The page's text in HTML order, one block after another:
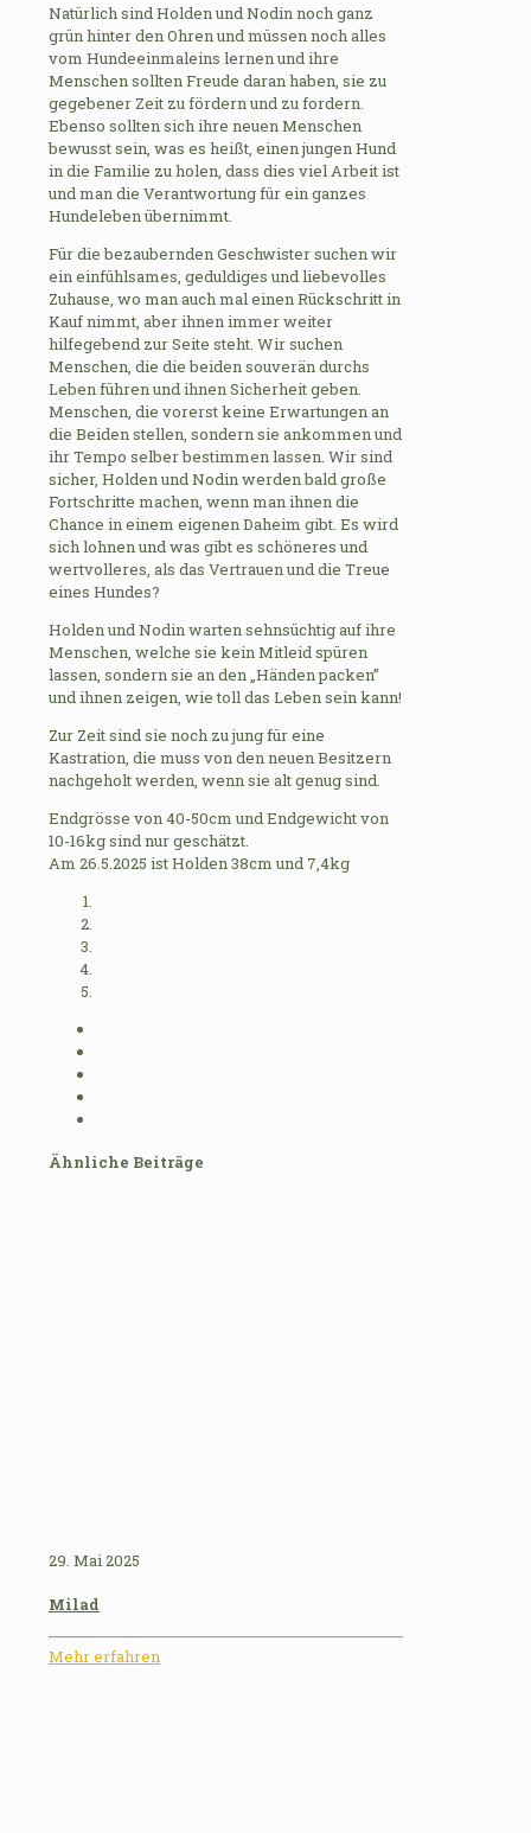
Natürlich sind Holden und Nodin noch ganz
grün hinter den Ohren und müssen noch alles
vom Hundeeinmaleins lernen und ihre
Menschen sollten Freude daran haben, sie zu
gegebener Zeit zu fördern und zu fordern.
Ebenso sollten sich ihre neuen Menschen
bewusst sein, was es heißt, einen jungen Hund
in die Familie zu holen, dass dies viel Arbeit ist
und man die Verantwortung für ein ganzes
Hundeleben übernimmt.
Für die bezaubernden Geschwister suchen wir
ein einfühlsames, geduldiges und liebevolles
Zuhause, wo man auch mal einen Rückschritt in
Kauf nimmt, aber ihnen immer weiter
hilfegebend zur Seite steht. Wir suchen
Menschen, die die beiden souverän durchs
Leben führen und ihnen Sicherheit geben.
Menschen, die vorerst keine Erwartungen an
die Beiden stellen, sondern sie ankommen und
ihr Tempo selber bestimmen lassen. Wir sind
sicher, Holden und Nodin werden bald große
Fortschritte machen, wenn man ihnen die
Chance in einem eigenen Daheim gibt. Es wird
sich lohnen und was gibt es schöneres und
wertvolleres, als das Vertrauen und die Treue
eines Hundes?
Holden und Nodin warten sehnsüchtig auf ihre
Menschen, welche sie kein Mitleid spüren
lassen, sondern sie an den „Händen packen”
und ihnen zeigen, wie toll das Leben sein kann!
Zur Zeit sind sie noch zu jung für eine
Kastration, die muss von den neuen Besitzern
nachgeholt werden, wenn sie alt genug sind.
Endgrösse von 40-50cm und Endgewicht von
10-16kg sind nur geschätzt.
Am 26.5.2025 ist Holden 38cm und 7,4kg
Ähnliche Beiträge
29. Mai 2025
Milad
Mehr erfahren